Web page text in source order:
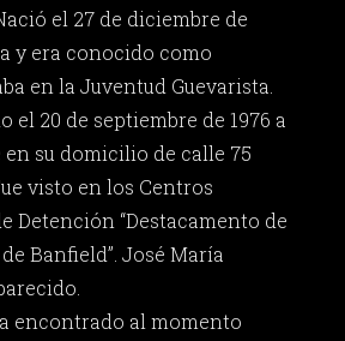
el 27 de diciembre de
y era conocido como
en la Juventud Guevarista.
el 20 de septiembre de 1976 a
su domicilio de calle 75
visto en los Centros
Detención “Destacamento de
Banfield”. José María
encontrado al momento